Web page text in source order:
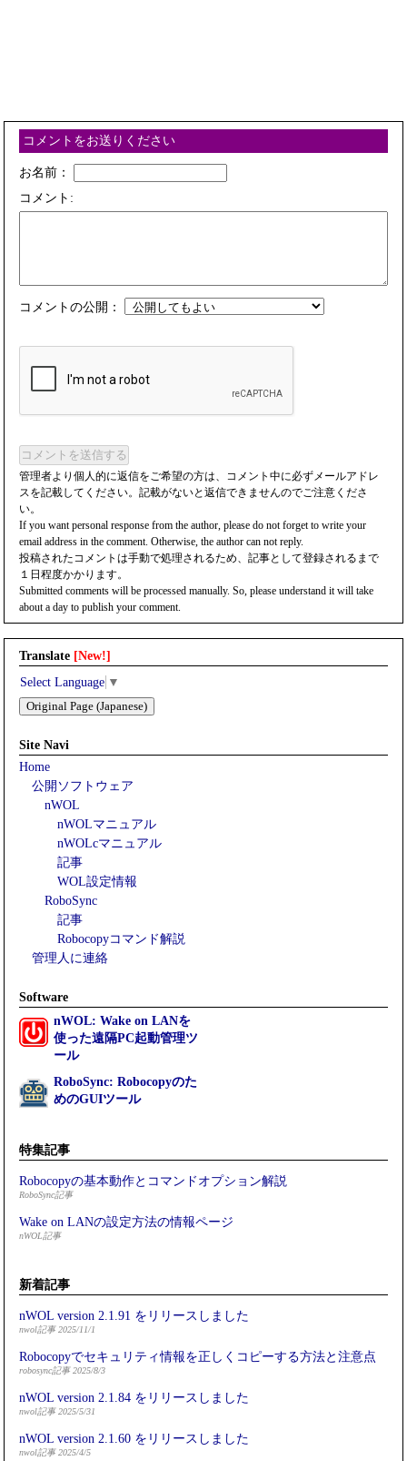
コメントをお送りください
お名前：
コメント:
コメントの公開：
コメントを送信する
管理者より個人的に返信をご希望の方は、コメント中に必ずメールアドレ
スを記載してください。記載がないと返信できませんのでご注意くださ
い。
If you want personal response from the author, please do not forget to write your
email address in the comment. Otherwise, the author can not reply.
投稿されたコメントは手動で処理されるため、記事として登録されるまで
１日程度かかります。
Submitted comments will be processed manually. So, please understand it will take
about a day to publish your comment.
Translate [New!]
Select Language ▼
Original Page (Japanese)
Site Navi
Home
公開ソフトウェア
nWOL
nWOLマニュアル
nWOLcマニュアル
記事
WOL設定情報
RoboSync
記事
Robocopyコマンド解説
管理人に連絡
Software
nWOL: Wake on LANを
使った遠隔PC起動管理ツ
ール
RoboSync: Robocopyのた
めのGUIツール
特集記事
Robocopyの基本動作とコマンドオプション解説
RoboSync記事
Wake on LANの設定方法の情報ページ
nWOL記事
新着記事
nWOL version 2.1.91 をリリースしました
nwol記事 2025/11/1
Robocopyでセキュリティ情報を正しくコピーする方法と注意点
robosync記事 2025/8/3
nWOL version 2.1.84 をリリースしました
nwol記事 2025/5/31
nWOL version 2.1.60 をリリースしました
nwol記事 2025/4/5